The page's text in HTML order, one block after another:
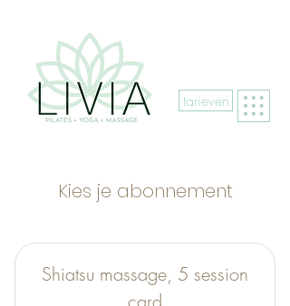
tarieven
Kies je abonnement
Shiatsu massage, 5 session
card